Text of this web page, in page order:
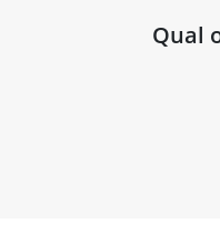
Qual